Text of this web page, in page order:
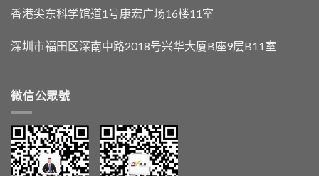
香港尖东科学馆道1号康宏广场16楼11室
深圳市福田区深南中路2018号兴华大厦B座9层B11室
微信公眾號